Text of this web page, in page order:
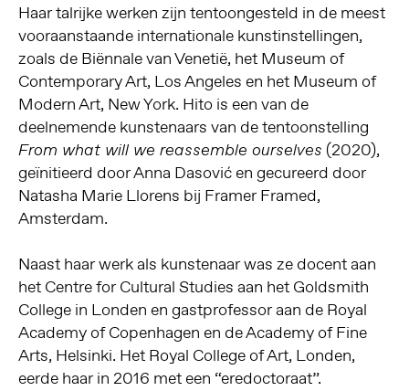
Haar talrijke werken zijn tentoongesteld in de meest
vooraanstaande internationale kunstinstellingen,
zoals de Biënnale van Venetië, het Museum of
Contemporary Art, Los Angeles en het Museum of
Modern Art, New York. Hito is een van de
deelnemende kunstenaars van de tentoonstelling
From what will we reassemble ourselves (2020),
geïnitieerd door Anna Dasović en gecureerd door
Natasha Marie Llorens bij Framer Framed,
Amsterdam.
Naast haar werk als kunstenaar was ze docent aan
het Centre for Cultural Studies aan het Goldsmith
College in Londen en gastprofessor aan de Royal
Academy of Copenhagen en de Academy of Fine
Arts, Helsinki. Het Royal College of Art, Londen,
eerde haar in 2016 met een “eredoctoraat”.